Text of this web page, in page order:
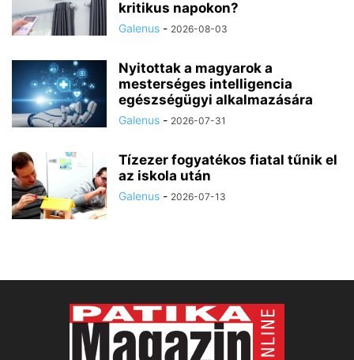
kritikus napokon?
Galenus - 2026-08-03
Nyitottak a magyarok a
mesterséges intelligencia
egészségügyi alkalmazására
Galenus - 2026-07-31
Tízezer fogyatékos fiatal tűnik el
az iskola után
Galenus - 2026-07-13